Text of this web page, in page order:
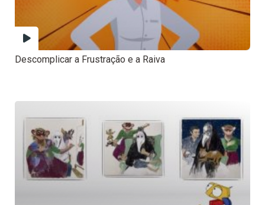
Descomplicar a Frustração e a Raiva